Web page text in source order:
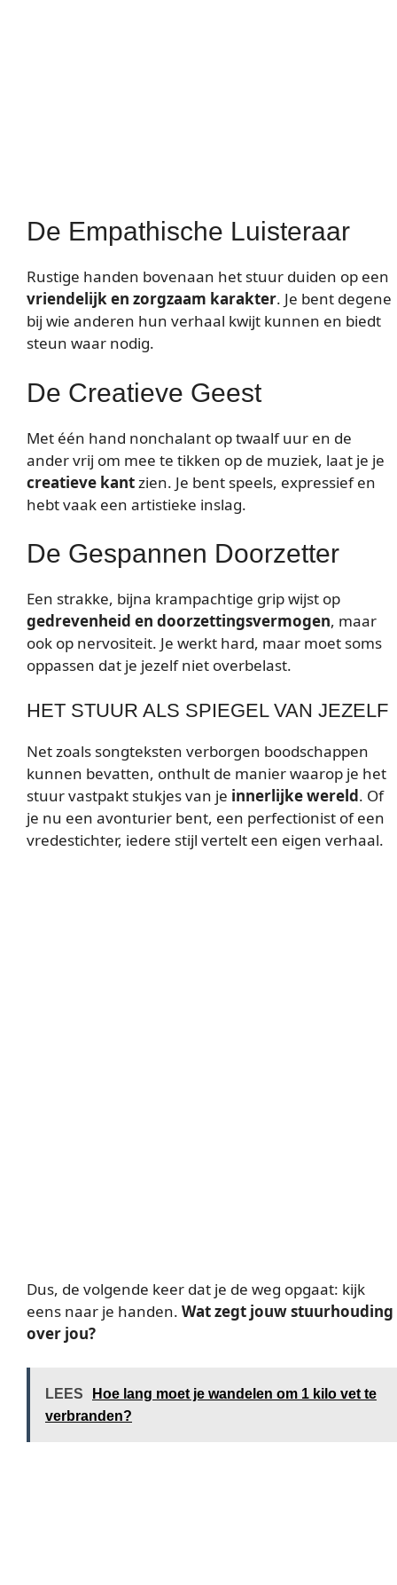
De Empathische Luisteraar
Rustige handen bovenaan het stuur duiden op een
vriendelijk en zorgzaam karakter. Je bent degene
bij wie anderen hun verhaal kwijt kunnen en biedt
steun waar nodig.
De Creatieve Geest
Met één hand nonchalant op twaalf uur en de
ander vrij om mee te tikken op de muziek, laat je je
creatieve kantzien. Je bent speels, expressief en
hebt vaak een artistieke inslag.
De Gespannen Doorzetter
Een strakke, bijna krampachtige grip wijst op
gedrevenheid en doorzettingsvermogen, maar
ook op nervositeit. Je werkt hard, maar moet soms
oppassen dat je jezelf niet overbelast.
HET STUUR ALS SPIEGEL VAN JEZELF
Net zoals songteksten verborgen boodschappen
kunnen bevatten, onthult de manier waarop je het
stuur vastpakt stukjes van je innerlijke wereld. Of
je nu een avonturier bent, een perfectionist of een
vredestichter, iedere stijl vertelt een eigen verhaal.
Dus, de volgende keer dat je de weg opgaat: kijk
eens naar je handen. Wat zegt jouw stuurhouding
over jou?
LEES
Hoe lang moet je wandelen om 1 kilo vet te
verbranden?